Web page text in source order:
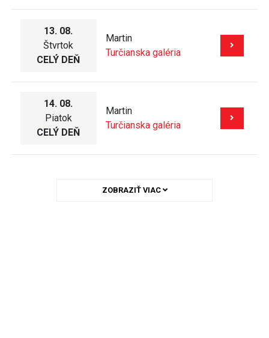
13. 08.
Štvrtok
CELÝ DEŇ
Martin
Turčianska galéria
14. 08.
Piatok
CELÝ DEŇ
Martin
Turčianska galéria
ZOBRAZIŤ VIAC